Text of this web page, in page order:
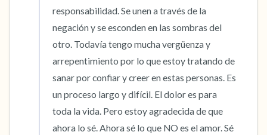
responsabilidad. Se unen a través de la
negación y se esconden en las sombras del
otro. Todavía tengo mucha vergüenza y
arrepentimiento por lo que estoy tratando de
sanar por confiar y creer en estas personas. Es
un proceso largo y difícil. El dolor es para
toda la vida. Pero estoy agradecida de que
ahora lo sé. Ahora sé lo que NO es el amor. Sé